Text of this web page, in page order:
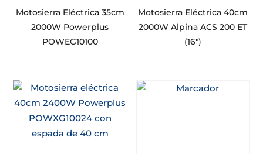
Motosierra Eléctrica 35cm
2000W Powerplus
POWEG10100
Motosierra Eléctrica 40cm
2000W Alpina ACS 200 ET
(16″)